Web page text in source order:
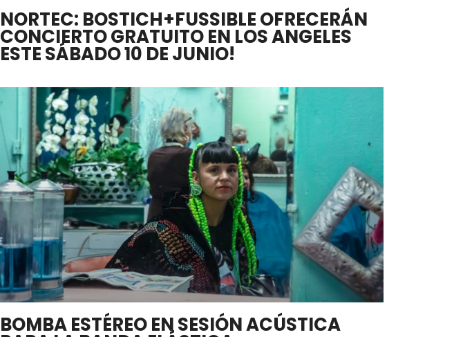
NORTEC: BOSTICH+FUSSIBLE OFRECERÁN
CONCIERTO GRATUITO EN LOS ANGELES
ESTE SÁBADO 10 DE JUNIO!
BOMBA ESTÉREO EN SESIÓN ACÚSTICA